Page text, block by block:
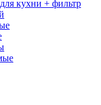
кухни + фильтр